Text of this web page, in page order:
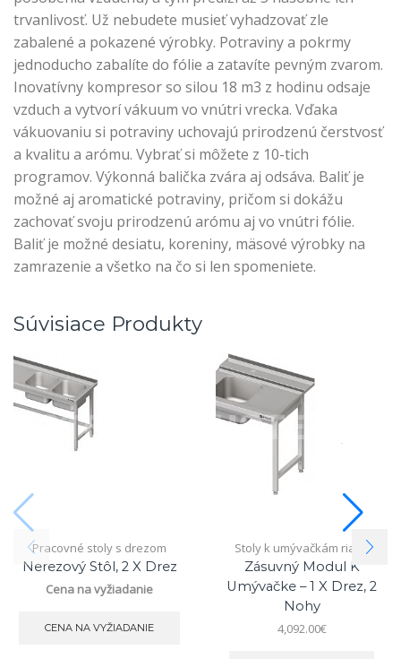
trvanlivosť. Už nebudete musieť vyhadzovať zle
zabalené a pokazené výrobky. Potraviny a pokrmy
jednoducho zabalíte do fólie a zatavíte pevným zvarom.
Inovatívny kompresor so silou 18 m3 z hodinu odsaje
vzduch a vytvorí vákuum vo vnútri vrecka. Vďaka
vákuovaniu si potraviny uchovajú prirodzenú čerstvosť
a kvalitu a arómu. Vybrať si môžete z 10-tich
programov. Výkonná balička zvára aj odsáva. Baliť je
možné aj aromatické potraviny, pričom si dokážu
zachovať svoju prirodzenú arómu aj vo vnútri fólie.
Baliť je možné desiatu, koreniny, mäsové výrobky na
zamrazenie a všetko na čo si len spomeniete.
Súvisiace Produkty
Pracovné stoly s drezom
Nerezový Stôl, 2 X Drez
Cena na vyžiadanie
CENA NA VYŽIADANIE
Stoly k umývačkám riadu
Zásuvný Modul K
Umývačke – 1 X Drez, 2
Nohy
4,092.00€